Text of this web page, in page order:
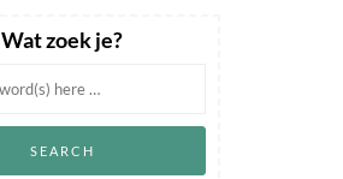
Wat zoek je?